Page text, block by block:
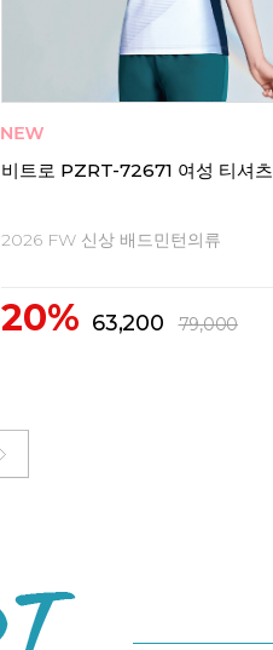
비트로 PZRT-62676 남성 티셔츠
2026 FW 신상 배드민턴의류
20% 63,200 79,000